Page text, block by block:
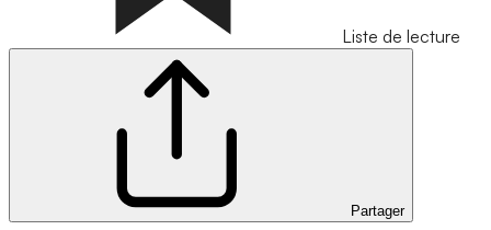
Liste de lecture
Partager